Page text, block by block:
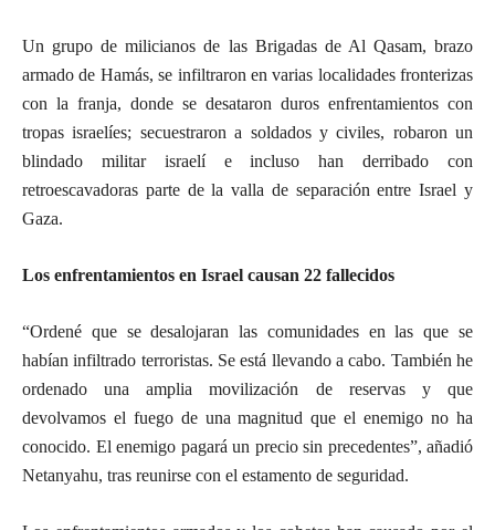
Un grupo de milicianos de las Brigadas de Al Qasam, brazo
armado de Hamás, se infiltraron en varias localidades fronterizas
con la franja, donde se desataron duros enfrentamientos con
tropas israelíes; secuestraron a soldados y civiles, robaron un
blindado militar israelí e incluso han derribado con
retroescavadoras parte de la valla de separación entre Israel y
Gaza.
Los enfrentamientos en Israel causan 22 fallecidos
“Ordené que se desalojaran las comunidades en las que se
habían infiltrado terroristas. Se está llevando a cabo. También he
ordenado una amplia movilización de reservas y que
devolvamos el fuego de una magnitud que el enemigo no ha
conocido. El enemigo pagará un precio sin precedentes”, añadió
Netanyahu, tras reunirse con el estamento de seguridad.